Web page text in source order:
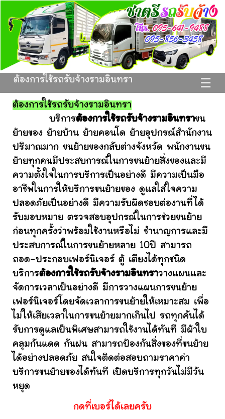
☰
ต้องการใช้รถรับจ้างรามอินทรา
ต้องการใช้รถรับจ้างรามอินทรา
บริการต้องการใช้รถรับจ้างรามอินทราขน
ย้ายของ ย้ายบ้าน ย้ายคอนโด ย้ายอุปกรณ์สำนักงาน
ปริมาณมาก ขนย้ายของกลับต่างจังหวัด พนักงานขน
ย้ายทุกคนมีประสบการณ์ในการขนย้ายสิ่งของและมี
ความตั้งใจในการบริการเป็นอย่างดี มีความเป็นมือ
อาชีพในการให้บริการขนย้ายของ ดูแลใส่ใจความ
ปลอดภัยเป็นอย่างดี มีความรับผิดชอบต่องานที่ได้
รับมอบหมาย ตรวจสอบอุปกรณ์ในการช่วยขนย้าย
ก่อนทุกครั้งว่าพร้อมใช้งานหรือไม่ ชำนาญการและมี
ประสบการณ์ในการขนย้ายหลาย 10ปี สามารถ
ถอด-ประกอบเฟอร์นิเจอร์ ตู้ เตียงได้ทุกชนิด
บริการต้องการใช้รถรับจ้างรามอินทราวางแผนและ
จัดการเวลาเป็นอย่างดี มีการวางแผนการขนย้าย
เฟอร์นิเจอร์โดยจัดเวลาการขนย้ายให้เหมาะสม เพื่อ
ไม่ให้เสียเวลาในการขนย้ายมากเกินไป รถทุกคันได้
รับการดูแลเป็นพิเศษสามารถใช้งานได้ทันที มีผ้าใบ
คลุมกันแดด กันฝน สามารถป้องกันสิ่งของที่ขนย้าย
ได้อย่างปลอดภัย สนใจติดต่อสอบถามราคาค่า
บริการขนย้ายของได้ทันที เปิดบริการทุกวันไม่มีวัน
หยุด
กดที่เบอร์ได้เลยครับ